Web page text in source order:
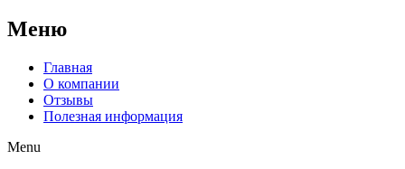
Меню
Главная
О компании
Отзывы
Полезная информация
Menu